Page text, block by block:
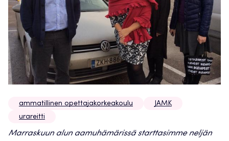
ammatillinen opettajakorkeakoulu
JAMK
urareitti
Marraskuun alun aamuhämärissä starttasimme neljän